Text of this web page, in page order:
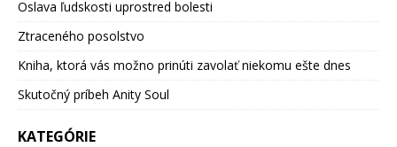
Oslava ľudskosti uprostred bolesti
Ztraceného posolstvo
Kniha, ktorá vás možno prinúti zavolať niekomu ešte dnes
Skutočný príbeh Anity Soul
KATEGÓRIE